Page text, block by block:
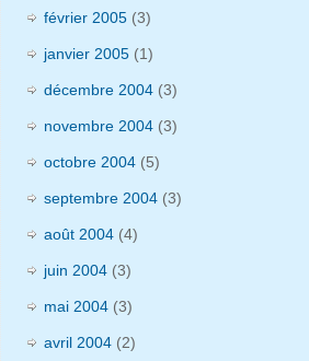
février 2005 (3)
janvier 2005 (1)
décembre 2004 (3)
novembre 2004 (3)
octobre 2004 (5)
septembre 2004 (3)
août 2004 (4)
juin 2004 (3)
mai 2004 (3)
avril 2004 (2)